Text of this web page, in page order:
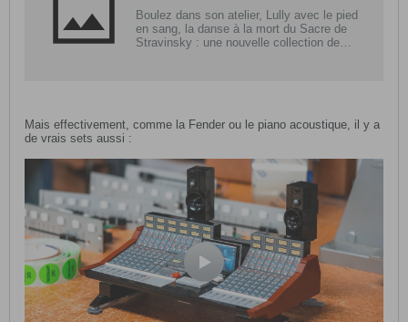
Boulez dans son atelier, Lully avec le pied
en sang, la danse à la mort du Sacre de
Stravinsky : une nouvelle collection de
Mais effectivement, comme la Fender ou le piano acoustique, il y a
de vrais sets aussi :